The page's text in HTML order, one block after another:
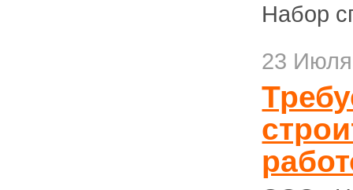
Набор
23